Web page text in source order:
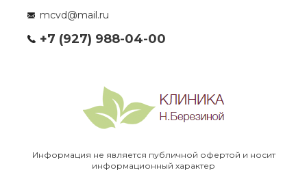
mcvd@mail.ru
+7 (927) 988-04-00
Информация не является публичной офертой и носит
информационный характер